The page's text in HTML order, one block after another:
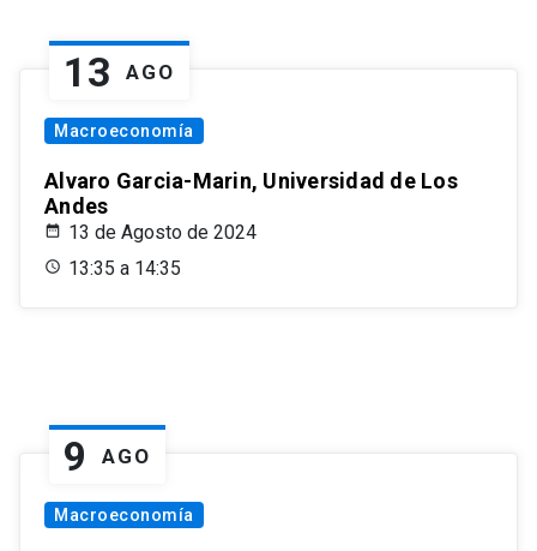
13 AGO
Macroeconomía
Alvaro Garcia-Marin, Universidad de Los
Andes
13 de Agosto de 2024
13:35 a 14:35
9 AGO
Macroeconomía